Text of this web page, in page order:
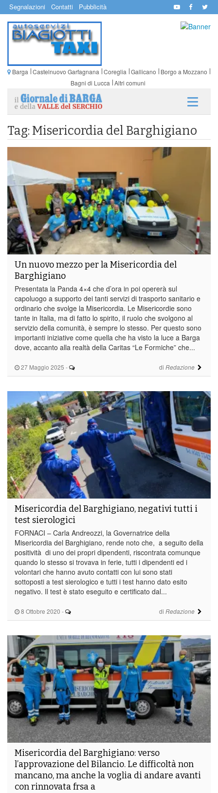
Segnalazioni Contatti Pubblicità
Barga Castelnuovo Garfagnana Coreglia Gallicano
Borgo a Mozzano
Bagni di Lucca Altri comuni
Tag: Misericordia del Barghigiano
27 Maggio 2025 - di Redazione
Un nuovo mezzo per la Misericordia del
Barghigiano
Presentata la Panda 4×4 che d’ora in poi opererà sul
capoluogo a supporto dei tanti servizi di trasporto sanitario e
ordinario che svolge la Misericordia. Le Misericordie sono
tante in Italia, ma di fatto lo spirito, il ruolo che svolgono al
servizio della comunità, è sempre lo stesso. Per questo sono
importanti iniziative come quella che ha visto la luce a Barga
dove, accanto alla realtà della Caritas “Le Formiche” che...
8 Ottobre 2020 - di Redazione
Misericordia del Barghigiano, negativi tutti i
test sierologici
FORNACI – Carla Andreozzi, la Governatrice della
Misericordia del Barghigiano, rende noto che, a seguito della
positività di uno dei propri dipendenti, riscontrata comunque
quando lo stesso si trovava in ferie, tutti i dipendenti ed i
volontari che hanno avuto contatti con lui sono stati
sottoposti a test sierologico e tutti i test hanno dato esito
negativo. Il test è stato eseguito e certificato dal...
Misericordia del Barghigiano: verso
l’approvazione del Bilancio. Le difficoltà non
mancano, ma anche la voglia di andare avanti
con rinnovata frsa a